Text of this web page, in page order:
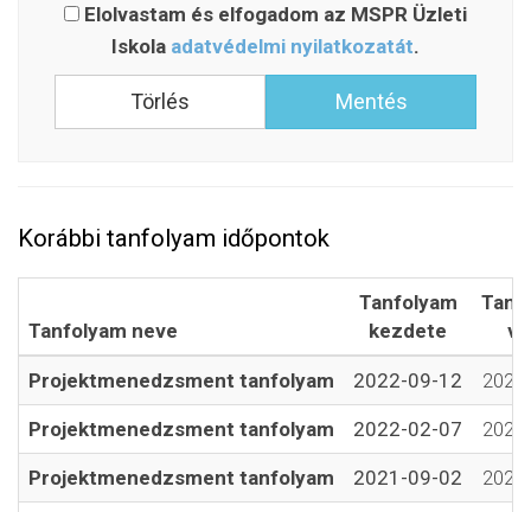
Elolvastam és elfogadom az MSPR Üzleti
Iskola adatvédelmi nyilatkozatát.
Korábbi tanfolyam időpontok
Tanfolyam neve
Tanfolyam
kezdete
Projektmenedzsment tanfolyam 2022-09-12
Projektmenedzsment tanfolyam 2022-02-07
Projektmenedzsment tanfolyam 2021-09-02